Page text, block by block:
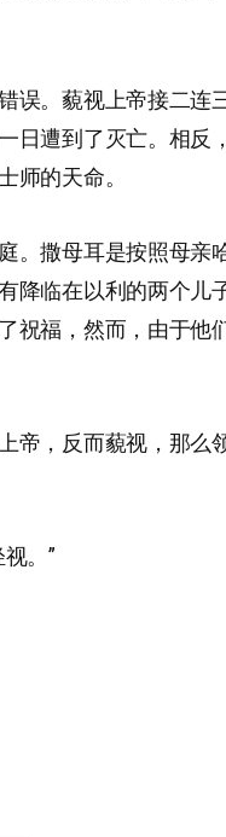
误。藐视上帝接二连
日遭到了灭亡。相反
师的天命。
。撒母耳是按照母亲
降临在以利的两个儿
祝福，然而，由于他
帝，反而藐视，那么
。”